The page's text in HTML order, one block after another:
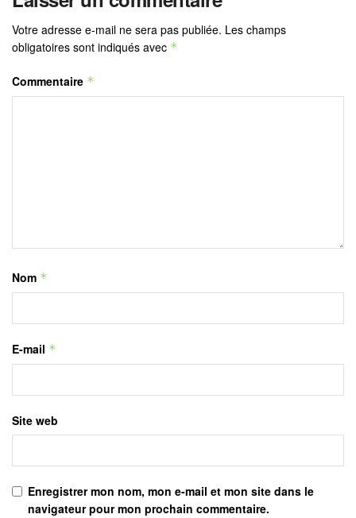
Votre adresse e-mail ne sera pas publiée. Les champs
obligatoires sont indiqués avec *
Commentaire *
Nom *
E-mail *
Site web
Enregistrer mon nom, mon e-mail et mon site dans le
navigateur pour mon prochain commentaire.